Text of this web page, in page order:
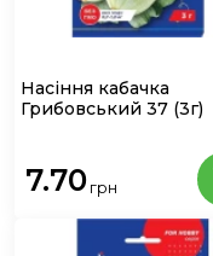
Насіння кабачка
Грибовський 37 (3г)
7.70 грн